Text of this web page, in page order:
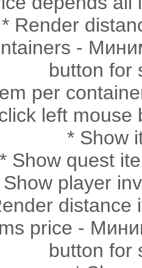
* Render
-
button for
per
left mouse
* Show
* Show quest
player
distance
price -
button for